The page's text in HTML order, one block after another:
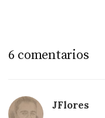
6 comentarios
JFlores